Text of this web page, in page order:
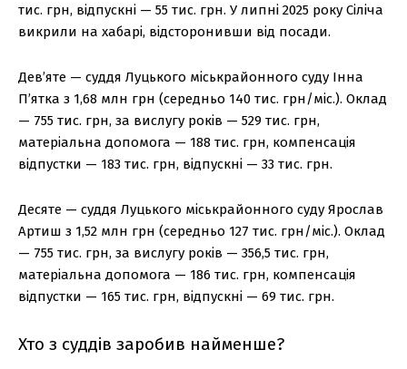
тис. грн, відпускні — 55 тис. грн. У липні 2025 року Сіліча
викрили на хабарі, відсторонивши від посади.
Дев’яте — суддя Луцького міськрайонного суду Інна
П’ятка з 1,68 млн грн (середньо 140 тис. грн/міс.). Оклад
— 755 тис. грн, за вислугу років — 529 тис. грн,
матеріальна допомога — 188 тис. грн, компенсація
відпустки — 183 тис. грн, відпускні — 33 тис. грн.
Десяте — суддя Луцького міськрайонного суду Ярослав
Артиш з 1,52 млн грн (середньо 127 тис. грн/міс.). Оклад
— 755 тис. грн, за вислугу років — 356,5 тис. грн,
матеріальна допомога — 186 тис. грн, компенсація
відпустки — 165 тис. грн, відпускні — 69 тис. грн.
Хто з суддів заробив найменше?